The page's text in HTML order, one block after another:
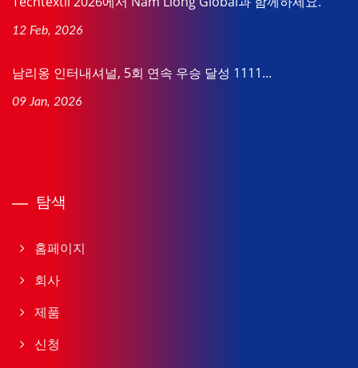
12 Feb, 2026
남리옹 인터내셔널, 5회 연속 우승 달성 1111...
09 Jan, 2026
탐색
홈페이지
회사
제품
신청